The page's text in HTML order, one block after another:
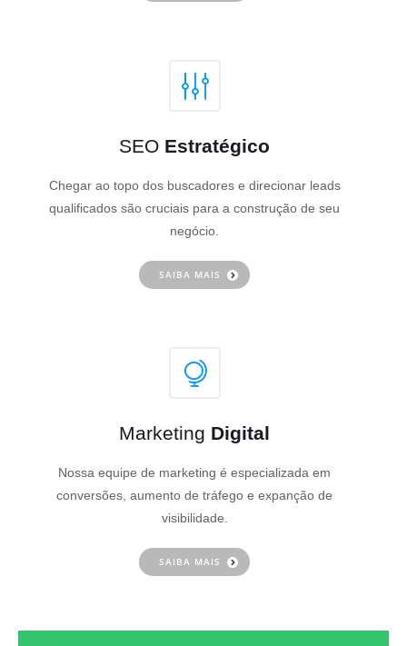
SEO Estratégico
Chegar ao topo dos buscadores e direcionar leads
qualificados são cruciais para a construção de seu
negócio.
SAIBA MAIS
Marketing Digital
Nossa equipe de marketing é especializada em
conversões, aumento de tráfego e expanção de
visibilidade.
SAIBA MAIS